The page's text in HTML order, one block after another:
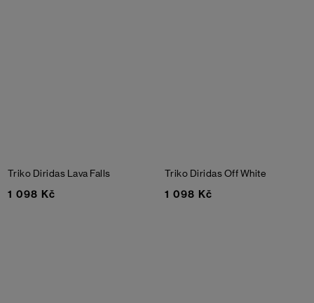
Triko Diridas Lava Falls
1 098 Kč
Triko DiridasOff White
1 098 Kč